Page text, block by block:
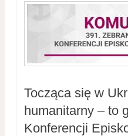
Tocząca się w
humanitarny – to
Konferencji